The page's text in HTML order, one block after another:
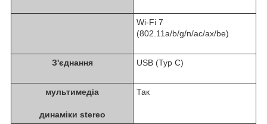
Wi-Fi 7
(802.11a/b/g/n/ac/ax/be)
З'єднання USB (Typ C)
мультимедіа
динаміки stereo
Так